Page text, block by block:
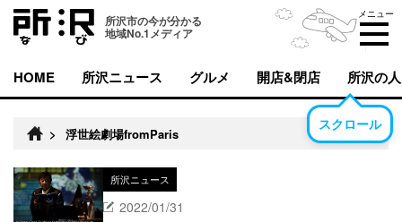
所沢市の今が分かる
地域No.1メディア
メニュー
HOME 所沢ニュース グルメ 開店&閉店 所沢の人
スクロール
> 浮世絵劇場fromParis
所沢ニュース
2022/01/31